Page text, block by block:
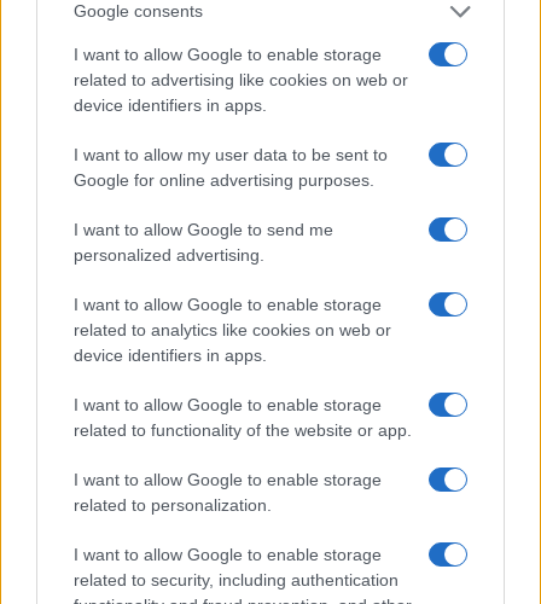
Google consents
I want to allow Google to enable storage
related to advertising like cookies on web or
device identifiers in apps.
I want to allow my user data to be sent to
Google for online advertising purposes.
I want to allow Google to send me
personalized advertising.
I want to allow Google to enable storage
related to analytics like cookies on web or
device identifiers in apps.
I want to allow Google to enable storage
related to functionality of the website or app.
I want to allow Google to enable storage
related to personalization.
I want to allow Google to enable storage
related to security, including authentication
Sabalenka sconfitta da Alexandrova: la russa vola ai
Francesca Lombardi · 9 Ago 2026
Open: la crescita di un talento italiano
Francesca Lombardi · 9 Ago 2026